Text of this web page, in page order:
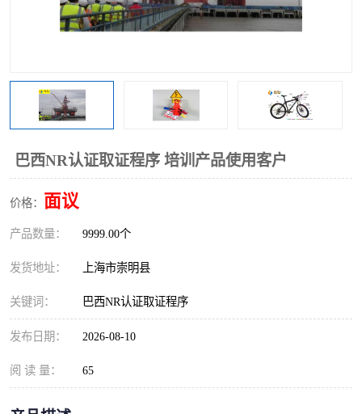
巴西NR认证取证程序 培训产品使用客户
价格： 面议
产品数量： 9999.00个
发货地址： 上海市崇明县
关键词： 巴西NR认证取证程序
发布日期： 2026-08-10
阅 读 量： 65